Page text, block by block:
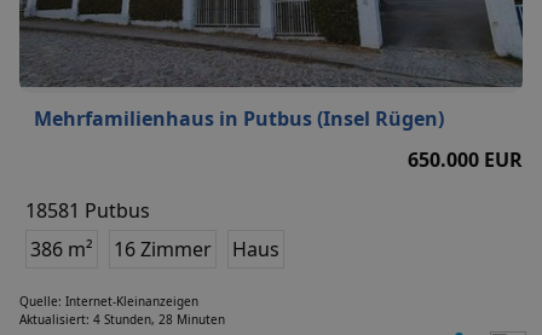
Mehrfamilienhaus in Putbus (Insel Rügen)
650.000 EUR
18581 Putbus
386 m²
16 Zimmer Haus
Quelle: Internet-Kleinanzeigen
Aktualisiert: 4 Stunden, 28 Minuten